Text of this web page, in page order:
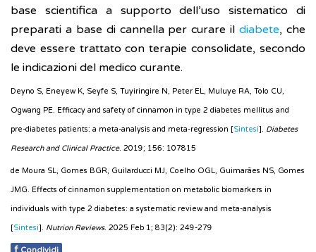
base scientifica a supporto dell’uso sistematico di
preparati a base di cannella per curare ildiabete, che
deve essere trattato con terapie consolidate, secondo
le indicazioni del medico curante.
Deyno S, Eneyew K, Seyfe S, Tuyiringire N, Peter EL, Muluye RA, Tolo CU,
Ogwang PE. Efficacy and safety of cinnamon in type 2 diabetes mellitus and
pre-diabetes patients: a meta-analysis and meta-regression [Sintesi]. Diabetes
Research and Clinical Practice. 2019; 156: 107815
de Moura SL, Gomes BGR, Guilarducci MJ, Coelho OGL, Guimarães NS, Gomes
JMG. Effects of cinnamon supplementation on metabolic biomarkers in
individuals with type 2 diabetes: a systematic review and meta-analysis
[Sintesi]. Nutrion Reviews. 2025 Feb 1; 83(2): 249-279